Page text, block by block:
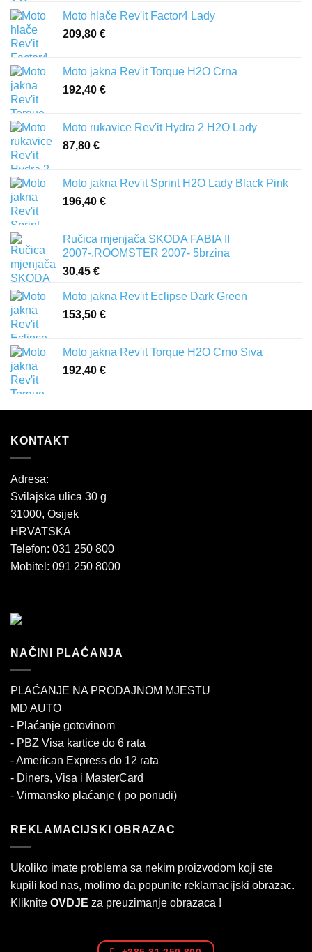
Moto hlače Rev'it Factor4 Lady
209,80 €
Moto jakna Rev'it Torque H2O Crna
192,40 €
Moto rukavice Rev'it Hydra 2 H2O Lady
87,80 €
Moto jakna Rev'it Sprint H2O Lady Black Pink
196,40 €
Ručica mjenjača SKODA FABIA II
2007-,ROOMSTER 2007- 5brzina
30,45 €
Moto jakna Rev'it Eclipse Dark Green
153,50 €
Moto jakna Rev'it Torque H2O Crno Siva
192,40 €
KONTAKT
Adresa:
Svilajska ulica 30 g
31000, Osijek
HRVATSKA
Telefon: 031 250 800
Mobitel: 091 250 8000
NAČINI PLAĆANJA
PLAĆANJE NA PRODAJNOM MJESTU
MD AUTO
- Plaćanje gotovinom
- PBZ Visa kartice do 6 rata
- American Express do 12 rata
- Diners, Visa i MasterCard
- Virmansko plaćanje ( po ponudi)
REKLAMACIJSKI OBRAZAC
Ukoliko imate problema sa nekim proizvodom koji ste
kupili kod nas, molimo da popunite reklamacijski obrazac.
Kliknite OVDJE za preuzimanje obrazaca !